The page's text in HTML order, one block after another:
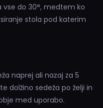
do 30°, medtem ko
stola pod katerim
naprej ali nazaj za 5
dolžino sedeža po želji in
med uporabo.